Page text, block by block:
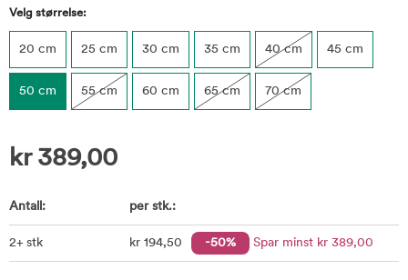
Velg størrelse:
20 cm 25 cm 30 cm 35 cm 40 cm 45 cm
50 cm 55 cm 60 cm 65 cm 70 cm
kr 389,00
Antall: per stk.:
2+ stk kr 194,50 -50% Spar minst kr 389,00